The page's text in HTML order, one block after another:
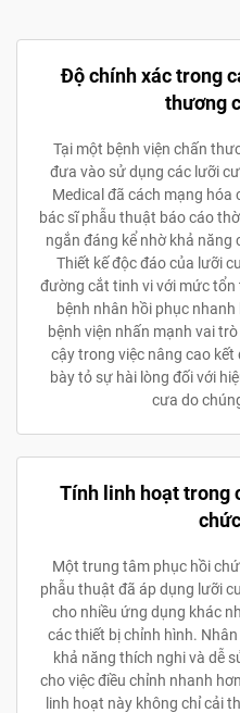
Độ chính xác trong
thương
Tại một bệnh viện chấn
đưa vào sử dụng các lưỡi
Medical đã cách mạng
bác sĩ phẫu thuật báo cáo
ngắn đáng kể nhờ khả năng
Thiết kế độc đáo của lưỡi
đường cắt tinh vi với mức
bệnh nhân hồi phục
bệnh viện nhấn mạnh vai
cậy trong việc nâng cao
bày tỏ sự hài lòng đối với
cưa do
Tính linh hoạt trong
Một trung tâm phục hồi
phẫu thuật đã áp dụng lưỡi
cho nhiều ứng dụng khác
các thiết bị chỉnh hình.
khả năng thích nghi và dễ
cho việc điều chỉnh nhanh
linh hoạt này không chỉ cải